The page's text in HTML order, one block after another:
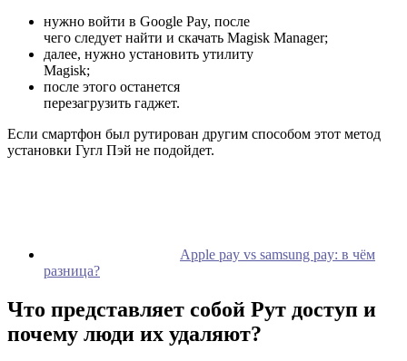
нужно войти в Google Pay, после
чего следует найти и скачать Magisk Manager;
далее, нужно установить утилиту
Magisk;
после этого останется
перезагрузить гаджет.
Если смартфон был рутирован другим способом этот метод
установки Гугл Пэй не подойдет.
Apple pay vs samsung pay: в чём
разница?
Что представляет собой Рут доступ и
почему люди их удаляют?